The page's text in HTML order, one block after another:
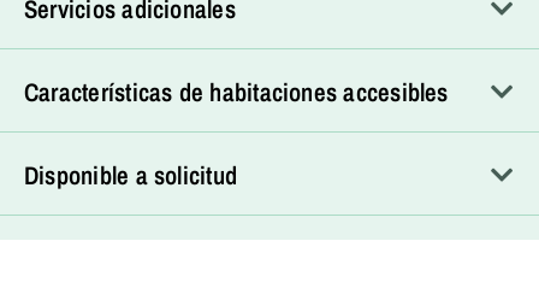
Servicios adicionales
Características de habitaciones accesibles
Disponible a solicitud